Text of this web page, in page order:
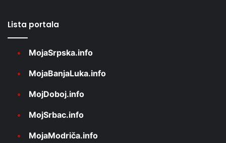
Lista portala
MojaSrpska.info
MojaBanjaLuka.info
MojDoboj.info
MojSrbac.info
MojaModriča.info